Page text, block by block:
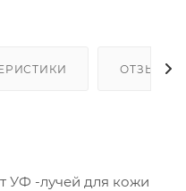
ОТЗЫВЫ
УФ -лучей для кожи